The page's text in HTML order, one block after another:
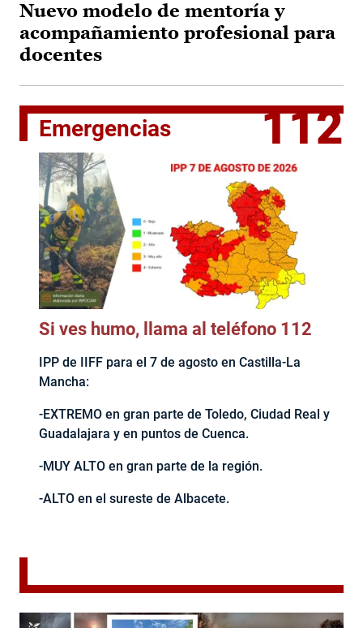
Nuevo modelo de mentoría y
acompañamiento profesional para
docentes
Emergencias 112
Si ves humo, llama al teléfono 112
IPP de IIFF para el 7 de agosto en Castilla-La
Mancha:
-EXTREMO en gran parte de Toledo, Ciudad Real y
Guadalajara y en puntos de Cuenca.
-MUY ALTO en gran parte de la región.
-ALTO en el sureste de Albacete.